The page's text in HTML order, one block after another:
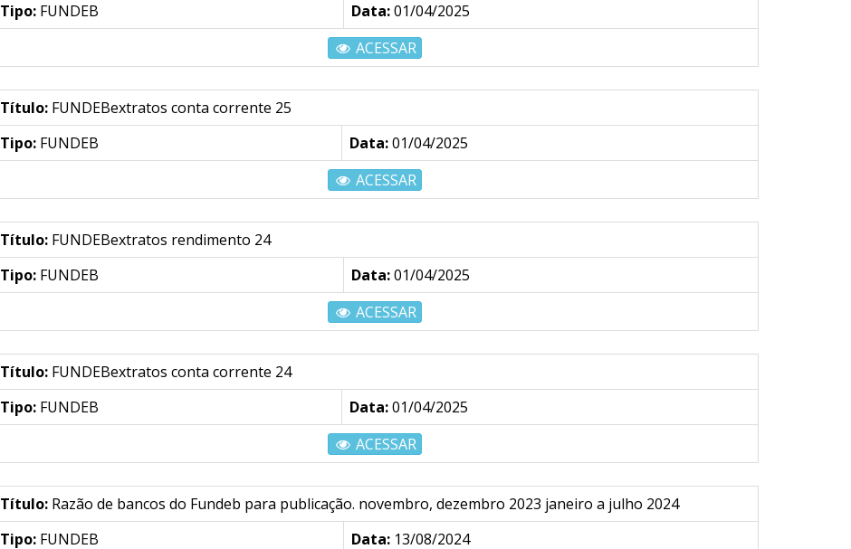
Tipo:FUNDEB Data:01/04/2025
ACESSAR
Título:FUNDEBextratos conta corrente 25
Tipo:FUNDEB Data:01/04/2025
ACESSAR
Título:FUNDEBextratos rendimento 24
Tipo:FUNDEB Data:01/04/2025
ACESSAR
Título:FUNDEBextratos conta corrente 24
Tipo:FUNDEB Data:01/04/2025
ACESSAR
Título:Razão de bancos do Fundeb para publicação. novembro, dezembro 2023 janeiro a julho 2024
Tipo:FUNDEB Data:13/08/2024